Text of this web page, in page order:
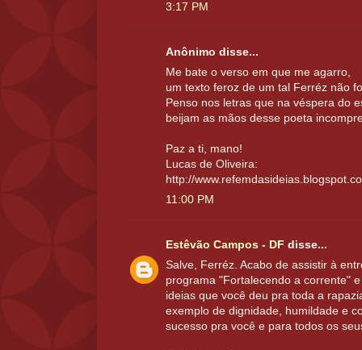
3:17 PM
Anônimo disse...
Me bate o verso em que me agarro,
um texto feroz de um tal Ferréz não
Penso nos letras que na véspera do
beijam as mãos desse poeta
Paz a ti, mano!
Lucas de Oliveira:
http://
11:00 PM
Estêvão Campos - DF disse...
Salve, Ferréz. Acabo de assistir à
programa "Fortalecendo a corrente"
ideias que você deu pra toda a
exemplo de dignidade, humildade e
sucesso pra você e para todos os